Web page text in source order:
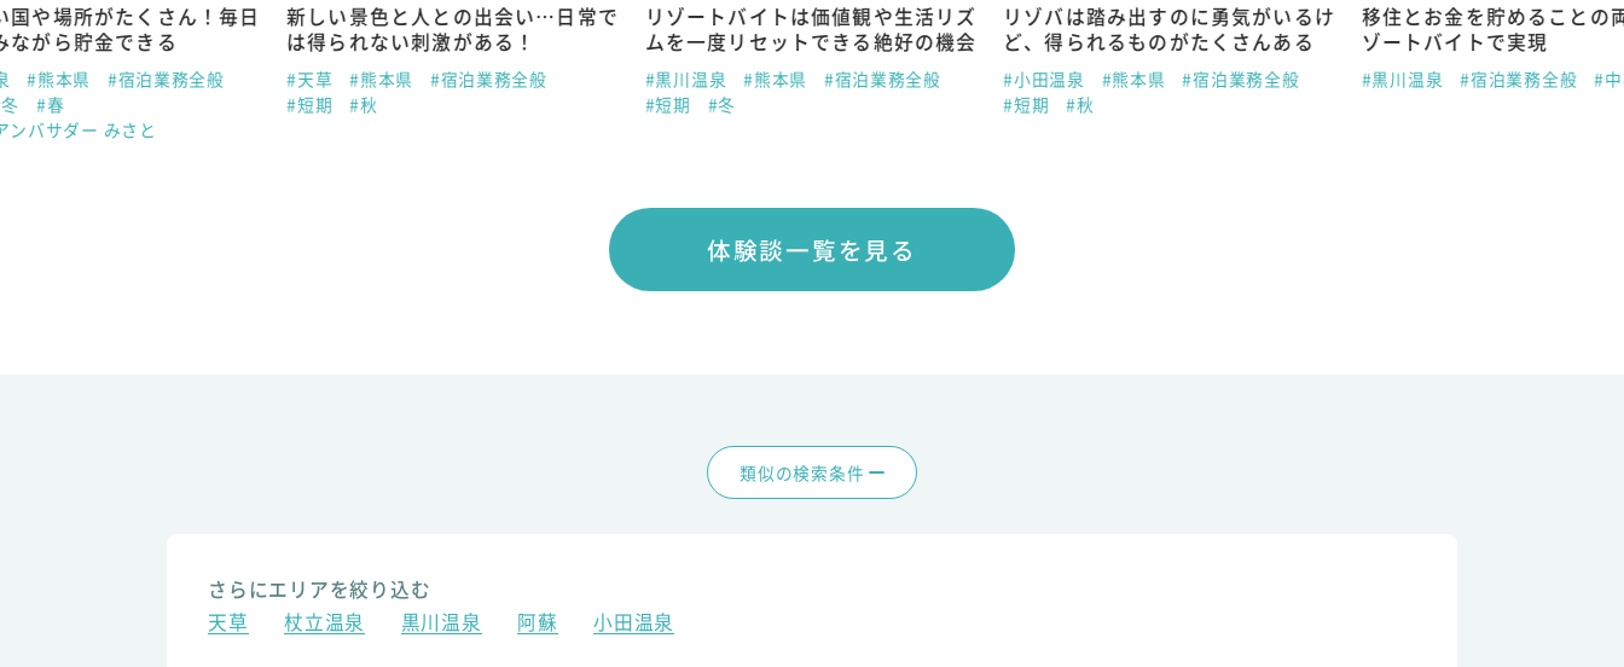
国や場所がたくさん！毎日
ながら貯金できる
#熊本県
#宿泊業務全般
#春
ンバサダー みさと
新しい景色と人との出会い…日常で
は得られない刺激がある！
#天草 #熊本県
#宿泊業務全般
#短期
#秋
リゾートバイトは価値観や生活リズ
ムを一度リセットできる絶好の機会
#黒川温泉 #熊本県
#宿泊業務全般
#短期
#冬
リゾバは踏み出すのに勇気がいるけ
ど、得られるものがたくさんある
#小田温泉 #熊本県
#宿泊業務全般
#短期
#秋
移住とお金を貯めることの
ゾートバイトで実現
#黒川温泉 #宿泊業務全般 #
体験談一覧を見る
類似の検索条件
さらにエリアを絞り込む
天草
杖立温泉 黒川温泉 阿蘇 小田温泉